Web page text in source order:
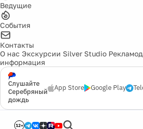
Ведущие
События
Контакты
О нас Экскурсии Silver Studio
информация
Слушайте
Серебряный
дождь
App Store Google Play
12+